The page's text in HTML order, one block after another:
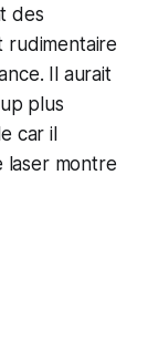
des
rudimentaire
Il aurait
plus
car il
laser montre